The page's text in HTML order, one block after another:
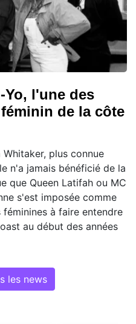
Yo, l'une des
de la côte
plus connue
n'a jamais bénéficié de la
que Queen Latifah ou MC
s'est imposée comme
à faire entendre
au début des années
les news